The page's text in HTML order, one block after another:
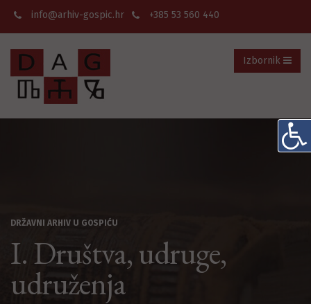
info@arhiv-gospic.hr +385 53 560 440
Izbornik
DRŽAVNI ARHIV U GOSPIĆU
I. Društva, udruge,
udruženja